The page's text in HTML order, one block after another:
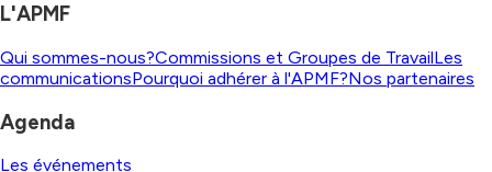
L'APMF
Qui sommes-nous?Commissions et Groupes de TravailLes
communicationsPourquoi adhérer à l'APMF?Nos partenaires
Agenda
Les événements